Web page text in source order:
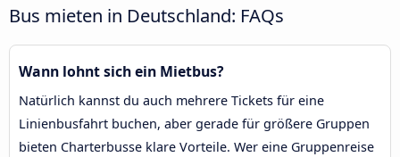
Bus mieten in Deutschland: FAQs
Wann lohnt sich ein Mietbus?
Natürlich kannst du auch mehrere Tickets für eine
Linienbusfahrt buchen, aber gerade für größere Gruppen
bieten Charterbusse klare Vorteile. Wer eine Gruppenreise